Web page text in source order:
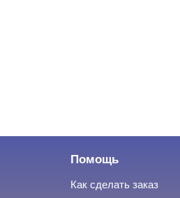
Помощь
Как сделать заказ